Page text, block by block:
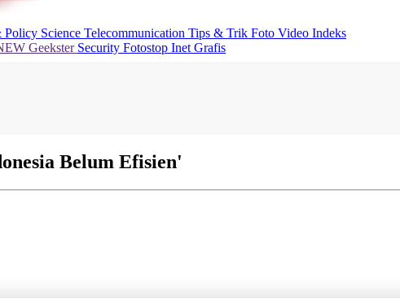
Policy Science Telecommunication Tips & Trik Foto Video Indeks
Geekster Security Fotostop Inet Grafis
Belum Efisien'